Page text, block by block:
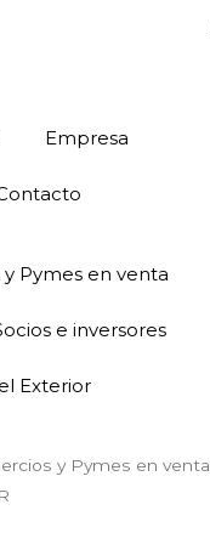
Empresa
Pymes en venta
e inversores
Exterior
y Pymes en venta